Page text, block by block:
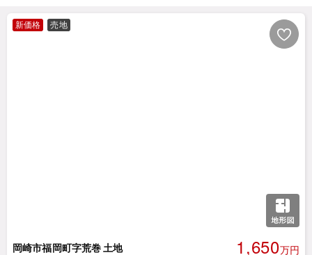
新価格 売地
岡崎市福岡町字荒巻 土地 1,650万円